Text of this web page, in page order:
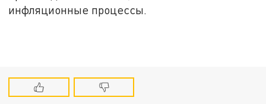
инфляционные процессы.